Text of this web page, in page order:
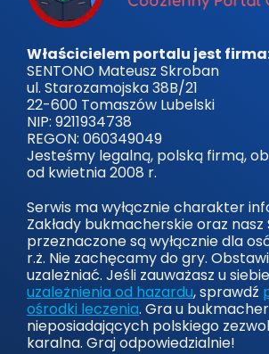
Właścicielem portalu jest
SENTONO Mateusz Skroban
ul. Starozamojska 38B/21
22-600 Tomaszów Lubelski
NIP: 9211934738
REGON: 060349049
Jesteśmy legalną, polską firmą,
od kwietnia 2008 r.
Serwis ma wyłącznie charakter
Zakłady bukmacherskie oraz nasz
przeznaczone są wyłącznie dla
r.ż. Nie zachęcamy do gry.
uzależniać. Jeśli zauważasz u
uzależnienia od hazardu, sprawdź
ośrodki leczenia. Gra u
nieposiadających polskiego
karalna. Graj odpowiedzialnie!